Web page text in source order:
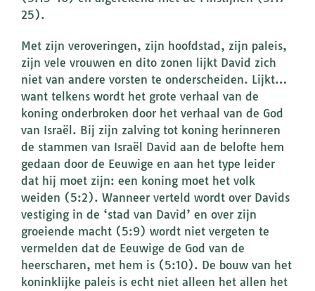
25).
Met zijn veroveringen, zijn hoofdstad, zijn paleis,
zijn vele vrouwen en dito zonen lijkt David zich
niet van andere vorsten te onderscheiden. Lijkt…
want telkens wordt het grote verhaal van de
koning onderbroken door het verhaal van de God
van Israël. Bij zijn zalving tot koning herinneren
de stammen van Israël David aan de belofte hem
gedaan door de Eeuwige en aan het type leider
dat hij moet zijn: een koning moet het volk
weiden (5:2). Wanneer verteld wordt over Davids
vestiging in de ‘stad van David’ en over zijn
groeiende macht (5:9) wordt niet vergeten te
vermelden dat de Eeuwige de God van de
heerscharen, met hem is (5:10). De bouw van het
koninklijke paleis is echt niet alleen het allen het